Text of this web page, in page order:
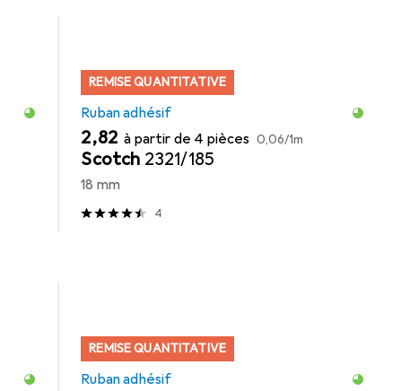
REMISE QUANTITATIVE
Ruban adhésif
EUR
2,82 à partir de 4 pièces EUR
0,06/1m
Scotch 2321/185
18 mm
4
REMISE QUANTITATIVE
Ruban adhésif